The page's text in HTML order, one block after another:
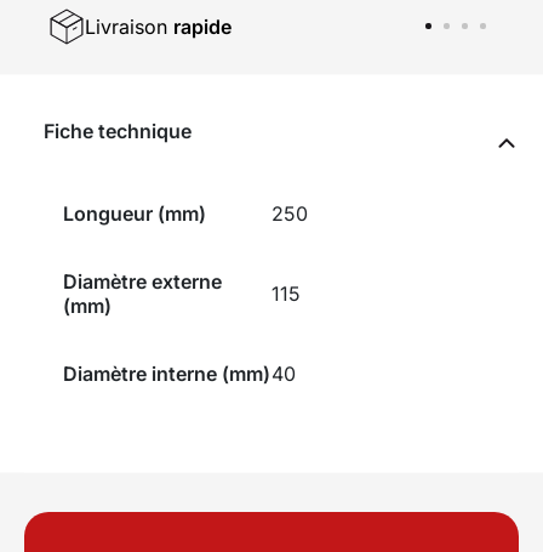
Livraison rapide
Fiche technique
Longueur (mm) 250
Diamètre externe
(mm)
115
Diamètre interne (mm)40